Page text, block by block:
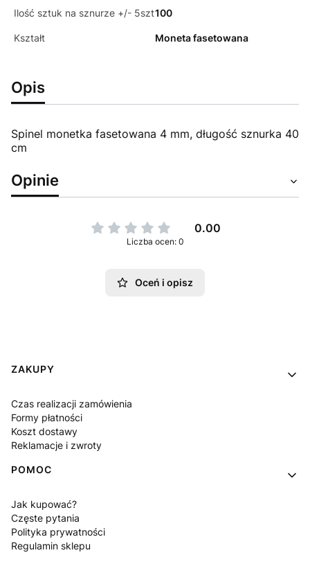
Ilość sztuk na sznurze +/- 5szt100
Kształt Moneta fasetowana
Opis
Spinel monetka fasetowana 4 mm, długość sznurka 40
cm
Opinie
0.00
Liczba ocen: 0
Oceń i opisz
Linki w stopce
ZAKUPY
Czas realizacji zamówienia
Formy płatności
Koszt dostawy
Reklamacje i zwroty
POMOC
Jak kupować?
Częste pytania
Polityka prywatności
Regulamin sklepu